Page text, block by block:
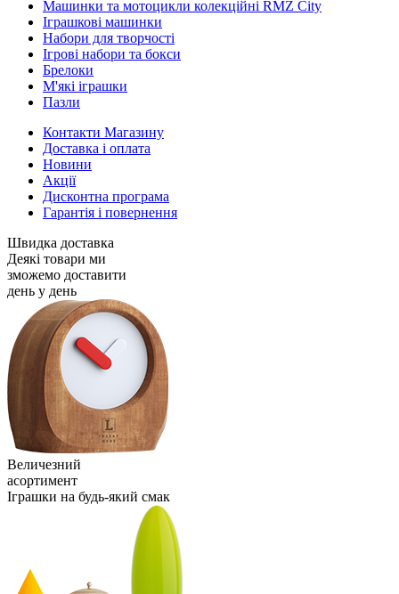
Машинки та мотоцикли колекційні RMZ City
Іграшкові машинки
Набори для творчості
Ігрові набори та бокси
Брелоки
М'які іграшки
Пазли
Контакти Магазину
Доставка і оплата
Новини
Акції
Дисконтна програма
Гарантія і повернення
Швидка доставка
Деякі товари ми
зможемо доставити
день у день
Величезний
асортимент
Іграшки на будь-який смак